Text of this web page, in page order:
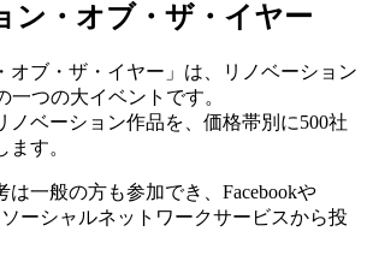
ン・オブ・ザ・イヤー
オブ・ザ・イヤー」は、リノベーション
一つの大イベントです。
ノベーション作品を、価格帯別に500社
す。
は一般の方も参加でき、Facebookや
ーシャルネットワークサービスから投